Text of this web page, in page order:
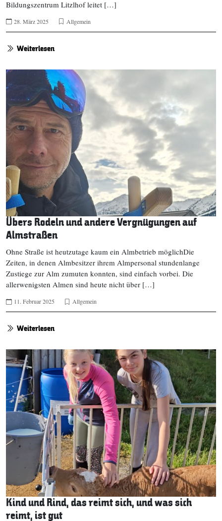
Bildungszentrum Litzlhof leitet […]
28. März 2025 Allgemein
Weiterlesen
Übers Rodeln und andere Vergnügungen auf
Almstraßen
Ohne Straße ist heutzutage kaum ein Almbetrieb möglichDie
Zeiten, in denen Almbesitzer ihrem Almpersonal stundenlange
Zustiege zur Alm zumuten konnten, sind einfach vorbei. Die
allerwenigsten Almen sind heute nicht über […]
11. Februar 2025 Allgemein
Weiterlesen
Kind und Rind, das reimt sich, und was sich
reimt, ist gut